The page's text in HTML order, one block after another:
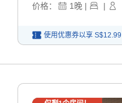
价格： 1 晚 | |
使用优惠券以享 S$12.99